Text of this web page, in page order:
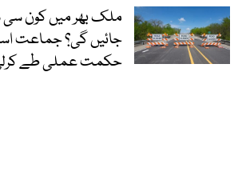
ملک بھر میں کون سی شاہراہیں بند کی
جائیں گی؟ جماعت اسلامی نے احتجاجی
حکمت عملی طے کرلی